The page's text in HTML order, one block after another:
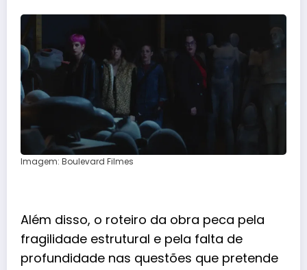
Imagem: Boulevard Filmes
Além disso, o roteiro da obra peca pela
fragilidade estrutural e pela falta de
profundidade nas questões que pretende